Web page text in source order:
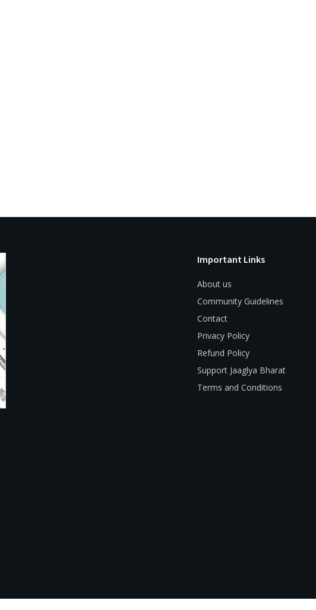
Important Links
About us
Community Guidelines
Contact
Privacy Policy
Refund Policy
Support Jaaglya Bharat
Terms and Conditions